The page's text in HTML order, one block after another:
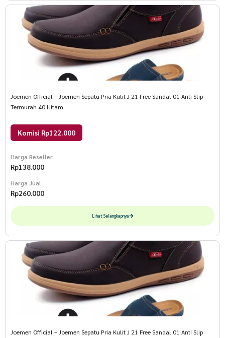
Joemen Official – Joemen Sepatu Pria Kulit J 21 Free Sandal 01 Anti Slip
Termurah 40 Hitam
Komisi Rp122.000
Harga Reseller
Rp138.000
Harga Jual
Rp260.000
Lihat Selengkapnya
Joemen Official – Joemen Sepatu Pria Kulit J 21 Free Sandal 01 Anti Slip